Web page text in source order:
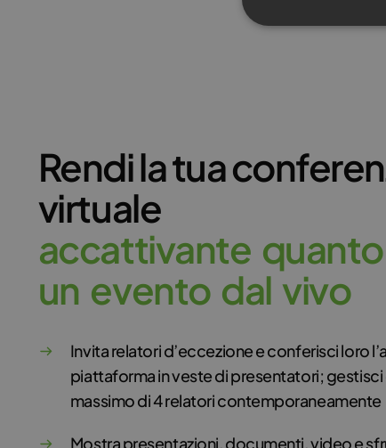
Rendi la tua
virtuale
accattivante quanto
un evento dal vivo
Invita relatori d’eccezione e conferisci loro
piattaforma in veste di presentatori;
massimo di 4 relatori contemporaneamente
Mostra presentazioni, documenti, video e